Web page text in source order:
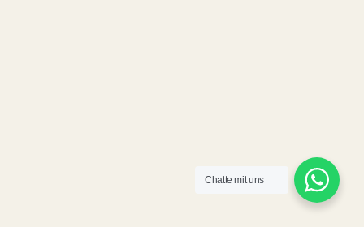
Chatte mit uns